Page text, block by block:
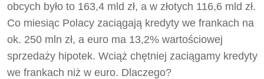
obcych było to 163,4 mld zł, a w złotych 116,6 mld zł.
Co miesiąc Polacy zaciągają kredyty we frankach na
ok. 250 mln zł, a euro ma 13,2% wartościowej
sprzedaży hipotek. Wciąż chętniej zaciągamy kredyty
we frankach niż w euro. Dlaczego?